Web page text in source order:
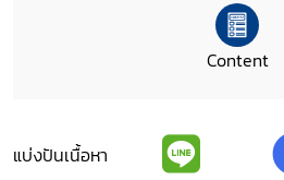
Content
แบ่งปันเนื้อหา